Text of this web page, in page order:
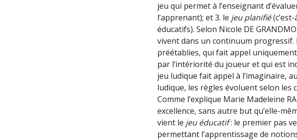
jeu qui permet à l’enseignant
l’apprenant); et 3. le jeu planifié
éducatifs). Selon Nicole DE
vivent dans un continuum progressif.
préétablies, qui fait appel
par l’intériorité du joueur et qui est
jeu ludique fait appel à l’imaginaire,
ludique, les règles évoluent selon les
Comme l’explique Marie Madeleine
excellence, sans autre but qu’elle-
vient le jeu éducatif: le premier pas
permettant l’apprentissage de